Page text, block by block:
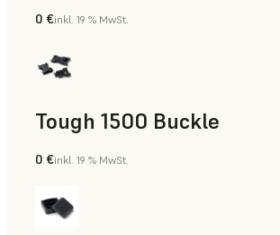
Zahnmedizin
0 €inkl. 19 % MwSt.
Tough 1500 Buckle
Technik
0 €inkl. 19 % MwSt.